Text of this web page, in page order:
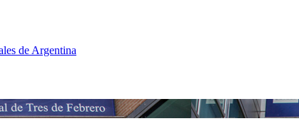
de Argentina